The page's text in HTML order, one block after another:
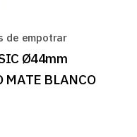
de empotrar
Ø44mm
MATE BLANCO